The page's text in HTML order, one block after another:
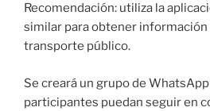
Recomendación: utiliza la
similar para obtener información
transporte público.
Se creará un grupo de
participantes puedan seguir en